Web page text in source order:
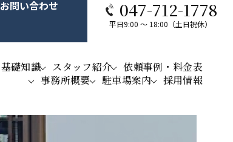
基礎知識 スタッフ紹介
依頼事例・料金表
事務所概要
駐車場案内 採用情報
お問い合わせ 047-712-1778
平日9:00 ～ 18:00（土日祝休）